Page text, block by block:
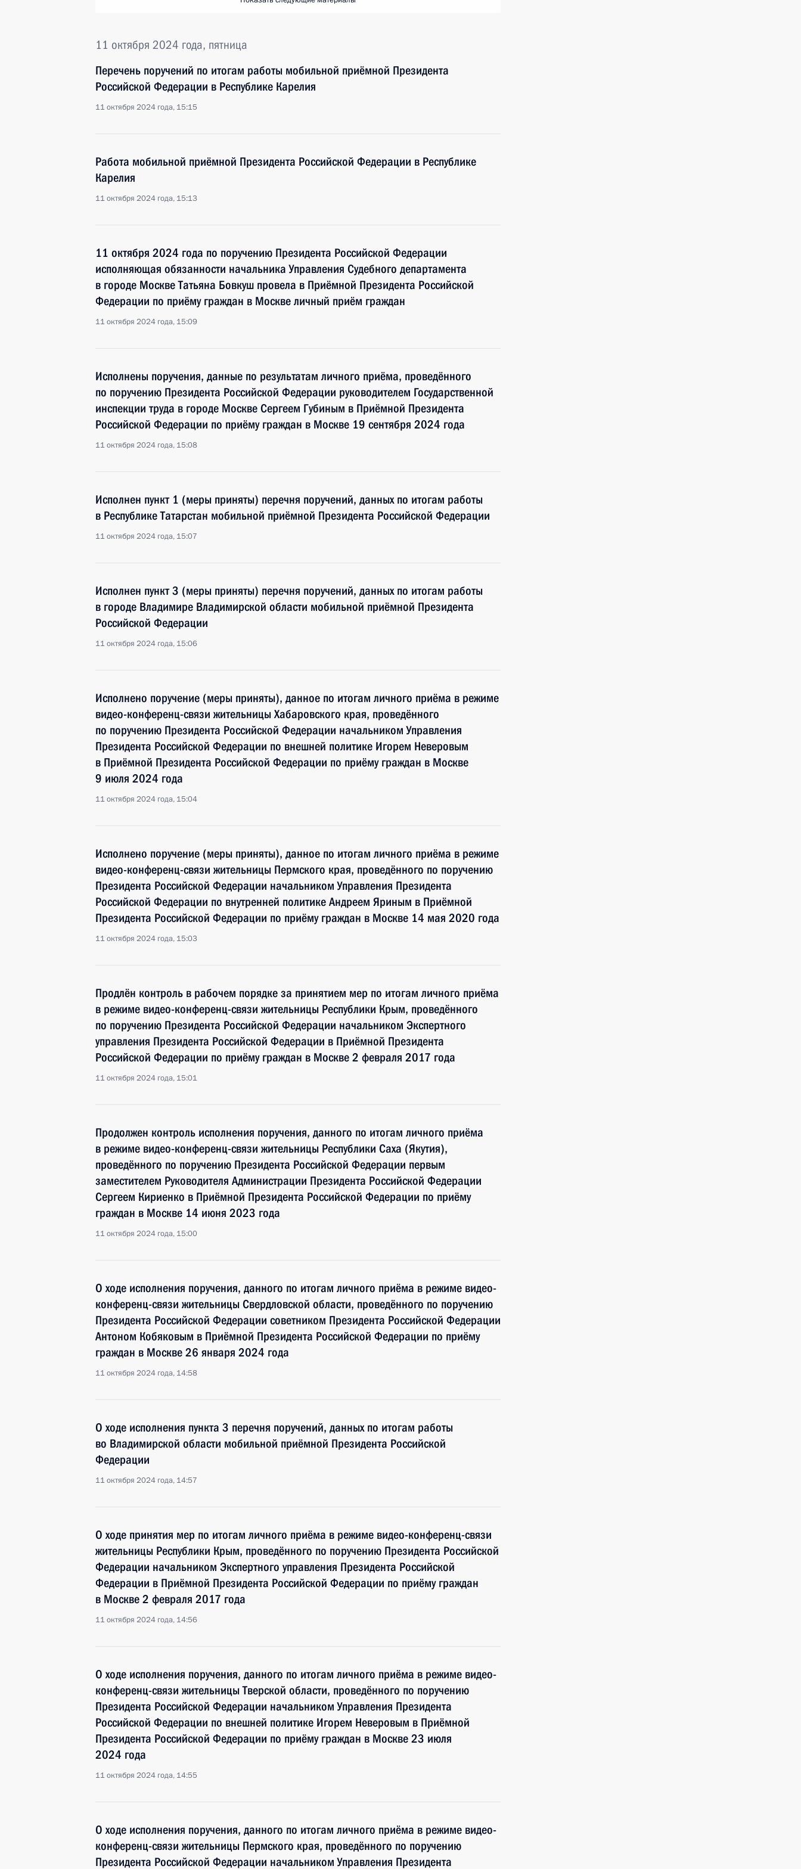
11 октября 2024 года, пятница
Перечень поручений по итогам работы мобильной приёмной Президента
Российской Федерации в Республике Карелия
11 октября 2024 года, 15:15
Работа мобильной приёмной Президента Российской Федерации в Республике
Карелия
11 октября 2024 года, 15:13
11 октября 2024 года по поручению Президента Российской Федерации
исполняющая обязанности начальника Управления Судебного департамента
в городе Москве Татьяна Бовкуш провела в Приёмной Президента Российской
Федерации по приёму граждан в Москве личный приём граждан
11 октября 2024 года, 15:09
Исполнены поручения, данные по результатам личного приёма, проведённого
по поручению Президента Российской Федерации руководителем Государственной
инспекции труда в городе Москве Сергеем Губиным в Приёмной Президента
Российской Федерации по приёму граждан в Москве 19 сентября 2024 года
11 октября 2024 года, 15:08
Исполнен пункт 1 (меры приняты) перечня поручений, данных по итогам работы
в Республике Татарстан мобильной приёмной Президента Российской Федерации
11 октября 2024 года, 15:07
Исполнен пункт 3 (меры приняты) перечня поручений, данных по итогам работы
в городе Владимире Владимирской области мобильной приёмной Президента
Российской Федерации
11 октября 2024 года, 15:06
Исполнено поручение (меры приняты), данное по итогам личного приёма в режиме
видео-конференц-связи жительницы Хабаровского края, проведённого
по поручению Президента Российской Федерации начальником Управления
Президента Российской Федерации по внешней политике Игорем Неверовым
в Приёмной Президента Российской Федерации по приёму граждан в Москве
9 июля 2024 года
11 октября 2024 года, 15:04
Исполнено поручение (меры приняты), данное по итогам личного приёма в режиме
видео-конференц-связи жительницы Пермского края, проведённого по поручению
Президента Российской Федерации начальником Управления Президента
Российской Федерации по внутренней политике Андреем Яриным в Приёмной
Президента Российской Федерации по приёму граждан в Москве 14 мая 2020 года
11 октября 2024 года, 15:03
Продлён контроль в рабочем порядке за принятием мер по итогам личного приёма
в режиме видео-конференц-связи жительницы Республики Крым, проведённого
по поручению Президента Российской Федерации начальником Экспертного
управления Президента Российской Федерации в Приёмной Президента
Российской Федерации по приёму граждан в Москве 2 февраля 2017 года
11 октября 2024 года, 15:01
Продолжен контроль исполнения поручения, данного по итогам личного приёма
в режиме видео-конференц-связи жительницы Республики Саха (Якутия),
проведённого по поручению Президента Российской Федерации первым
заместителем Руководителя Администрации Президента Российской Федерации
Сергеем Кириенко в Приёмной Президента Российской Федерации по приёму
граждан в Москве 14 июня 2023 года
11 октября 2024 года, 15:00
О ходе исполнения поручения, данного по итогам личного приёма в режиме видео-
конференц-связи жительницы Свердловской области, проведённого по поручению
Президента Российской Федерации советником Президента Российской Федерации
Антоном Кобяковым в Приёмной Президента Российской Федерации по приёму
граждан в Москве 26 января 2024 года
11 октября 2024 года, 14:58
О ходе исполнения пункта 3 перечня поручений, данных по итогам работы
во Владимирской области мобильной приёмной Президента Российской
Федерации
11 октября 2024 года, 14:57
О ходе принятия мер по итогам личного приёма в режиме видео-конференц-связи
жительницы Республики Крым, проведённого по поручению Президента Российской
Федерации начальником Экспертного управления Президента Российской
Федерации в Приёмной Президента Российской Федерации по приёму граждан
в Москве 2 февраля 2017 года
11 октября 2024 года, 14:56
О ходе исполнения поручения, данного по итогам личного приёма в режиме видео-
конференц-связи жительницы Тверской области, проведённого по поручению
Президента Российской Федерации начальником Управления Президента
Российской Федерации по внешней политике Игорем Неверовым в Приёмной
Президента Российской Федерации по приёму граждан в Москве 23 июля
2024 года
11 октября 2024 года, 14:55
О ходе исполнения поручения, данного по итогам личного приёма в режиме видео-
конференц-связи жительницы Пермского края, проведённого по поручению
Президента Российской Федерации начальником Управления Президента